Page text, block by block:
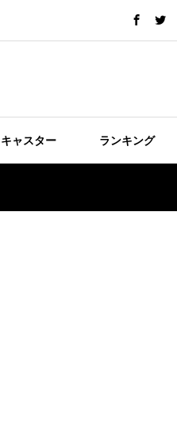
キャスター ランキング